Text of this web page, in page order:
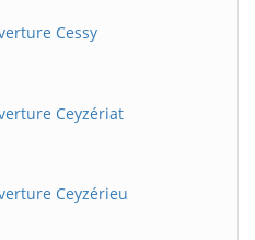
Cessy
Ceyzériat
Ceyzérieu